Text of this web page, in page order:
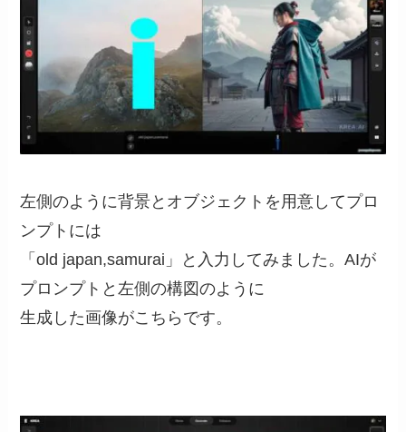
左側のように背景とオブジェクトを用意してプロ
ンプトには
「old japan,samurai」と入力してみました。AIが
プロンプトと左側の構図のように
生成した画像がこちらです。